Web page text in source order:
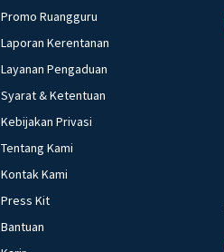
Promo Ruangguru
Laporan Kerentanan
Layanan Pengaduan
Syarat & Ketentuan
Kebijakan Privasi
Tentang Kami
Kontak Kami
Press Kit
Bantuan